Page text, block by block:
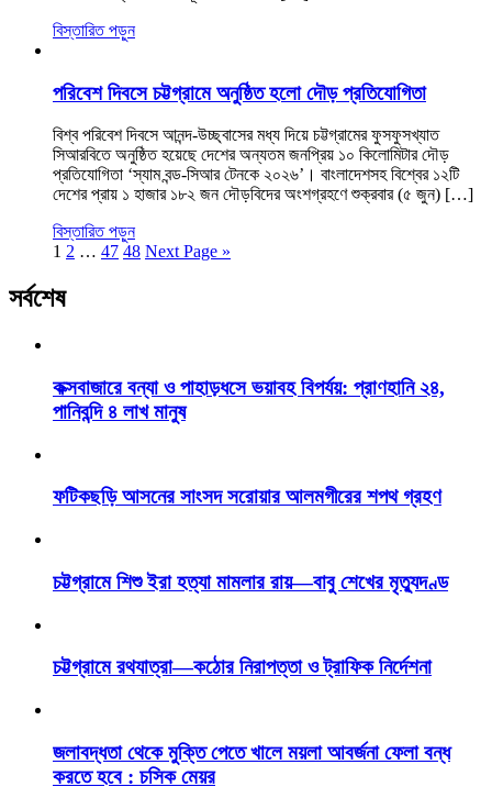
বিস্তারিত পড়ুন
পরিবেশ দিবসে চট্টগ্রামে অনুষ্ঠিত হলো দৌড় প্রতিযোগিতা
বিশ্ব পরিবেশ দিবসে আনন্দ-উচ্ছ্বাসের মধ্য দিয়ে চট্টগ্রামের ফুসফুসখ্যাত
সিআরবিতে অনুষ্ঠিত হয়েছে দেশের অন্যতম জনপ্রিয় ১০ কিলোমিটার দৌড়
প্রতিযোগিতা ‘স্যাম বন্ড-সিআর টেনকে ২০২৬’। বাংলাদেশসহ বিশ্বের ১২টি
দেশের প্রায় ১ হাজার ১৮২ জন দৌড়বিদের অংশগ্রহণে শুক্রবার (৫ জুন) […]
বিস্তারিত পড়ুন
1 2 … 47 48 Next Page »
সর্বশেষ
কক্সবাজারে বন্যা ও পাহাড়ধসে ভয়াবহ বিপর্যয়: প্রাণহানি ২৪,
পানিবন্দি ৪ লাখ মানুষ
ফটিকছড়ি আসনের সাংসদ সরোয়ার আলমগীরের শপথ গ্রহণ
চট্টগ্রামে শিশু ইরা হত্যা মামলার রায়—বাবু শেখের মৃত্যুদণ্ড
চট্টগ্রামে রথযাত্রা—কঠোর নিরাপত্তা ও ট্রাফিক নির্দেশনা
জলাবদ্ধতা থেকে মুক্তি পেতে খালে ময়লা আবর্জনা ফেলা বন্ধ
করতে হবে : চসিক মেয়র